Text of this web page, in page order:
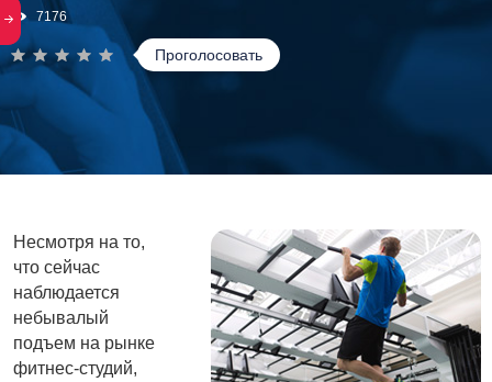
7176
Проголосовать
Несмотря на то,
что сейчас
наблюдается
небывалый
подъем на рынке
фитнес-студий,